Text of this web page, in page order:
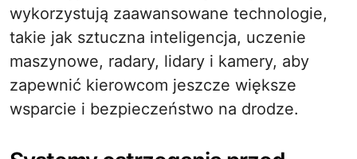
wykorzystują zaawansowane technologie,
takie jak sztuczna inteligencja, uczenie
maszynowe, radary, lidary i kamery, aby
zapewnić kierowcom jeszcze większe
wsparcie i bezpieczeństwo na drodze.